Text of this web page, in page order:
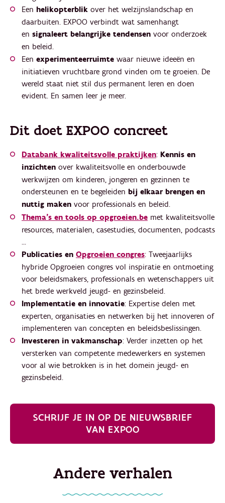
Een helikopterblik over het welzijnslandschap en
daarbuiten. EXPOO verbindt wat samenhangt
en signaleert belangrijke tendensen voor onderzoek
en beleid.
Een experimenteerruimte waar nieuwe ideeën en
initiatieven vruchtbare grond vinden om te groeien. De
wereld staat niet stil dus permanent leren en doen
evident. En samen leer je meer.
Dit doet EXPOO concreet
Databank kwaliteitsvolle praktijken: Kennis en
inzichten over kwaliteitsvolle en onderbouwde
werkwijzen om kinderen, jongeren en gezinnen te
ondersteunen en te begeleiden bij elkaar brengen en
nuttig maken voor professionals en beleid.
Thema's en tools op opgroeien.be met kwaliteitsvolle
resources, materialen, casestudies, documenten, podcasts
...
Publicaties en Opgroeien congres: Tweejaarlijks
hybride Opgroeien congres vol inspiratie en ontmoeting
voor beleidsmakers, professionals en wetenschappers uit
het brede werkveld jeugd- en gezinsbeleid.
Implementatie en innovatie: Expertise delen met
experten, organisaties en netwerken bij het innoveren of
implementeren van concepten en beleidsbeslissingen.
Investeren in vakmanschap: Verder inzetten op het
versterken van competente medewerkers en systemen
voor al wie betrokken is in het domein jeugd- en
gezinsbeleid.
SCHRIJF JE IN OP DE NIEUWSBRIEF
VAN EXPOO
Andere verhalen